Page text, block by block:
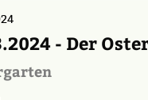
- Der